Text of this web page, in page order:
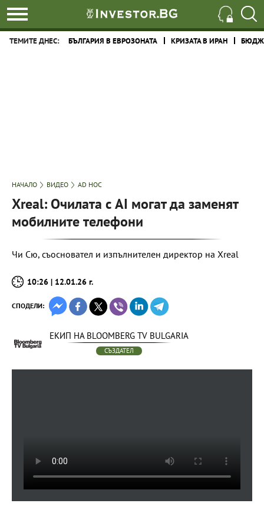
ТЕМИТЕ ДНЕС: БЪЛГАРИЯ В ЕВРОЗОНАТА КРИЗАТА В ИРАН
НАЧАЛО ВИДЕО AD HOC
Xreal: Очилата с AI могат да заменят
мобилните телефони
Чи Сю, съосновател и изпълнителен директор на Xreal
10:26 | 12.01.26 г.
СПОДЕЛИ:
ЕКИП НА BLOOMBERG TV BULGARIA
СЪЗДАТЕЛ